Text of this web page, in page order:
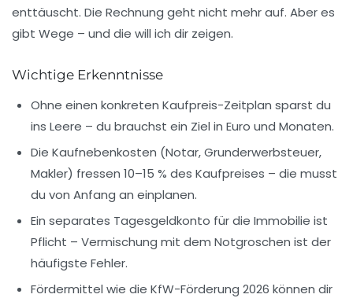
enttäuscht. Die Rechnung geht nicht mehr auf. Aber es
gibt Wege – und die will ich dir zeigen.
Wichtige Erkenntnisse
Ohne einen konkreten Kaufpreis-Zeitplan sparst du
ins Leere – du brauchst ein Ziel in Euro und Monaten.
Die Kaufnebenkosten (Notar, Grunderwerbsteuer,
Makler) fressen 10–15 % des Kaufpreises – die musst
du von Anfang an einplanen.
Ein separates Tagesgeldkonto für die Immobilie ist
Pflicht – Vermischung mit dem Notgroschen ist der
häufigste Fehler.
Fördermittel wie die KfW-Förderung 2026 können dir